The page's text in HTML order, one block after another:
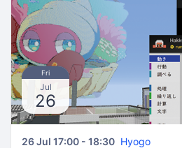
Fri
Jul
26
26 Jul 17:00 - 18:30 Hyogo